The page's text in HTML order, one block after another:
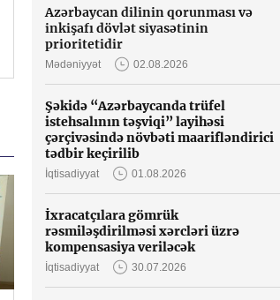
Azərbaycan dilinin qorunması və
inkişafı dövlət siyasətinin
prioritetidir
Mədəniyyət 02.08.2026
Şəkidə “Azərbaycanda trüfel
istehsalının təşviqi” layihəsi
çərçivəsində növbəti maarifləndirici
tədbir keçirilib
İqtisadiyyat 01.08.2026
İxracatçılara gömrük
rəsmiləşdirilməsi xərcləri üzrə
kompensasiya veriləcək
İqtisadiyyat 30.07.2026